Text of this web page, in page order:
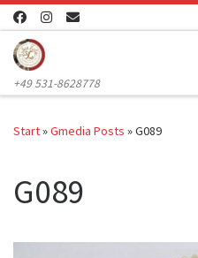
Zum Inhalt springen
+49 531-8628778
Start»Gmedia Posts »G089
G089